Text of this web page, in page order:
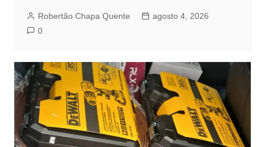
Robertão Chapa Quente
agosto 4, 2026
0